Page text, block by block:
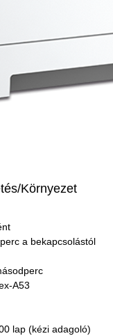
Környezet
a bekapcsolástól
A53
lap (kézi adagoló)